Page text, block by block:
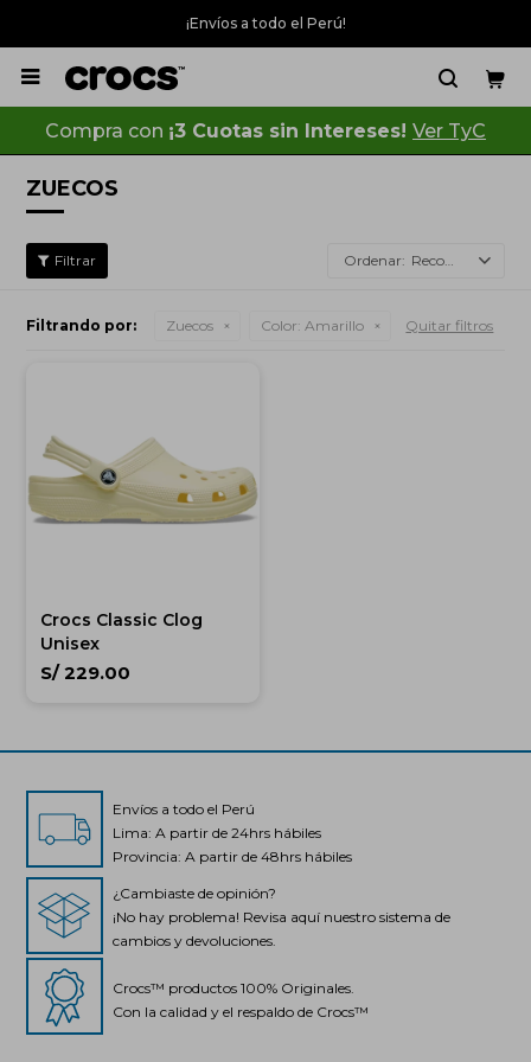
¡Envíos a todo el Perú!

Compra con ¡3 Cuotas sin Intereses! Ver TyC
ZUECOS
Recomendados
Filtrando por: Zuecos Color: Amarillo Quitar filtros
Crocs Classic Clog
Unisex
S/ 229.00
Envíos a todo el Perú
Lima: A partir de 24hrs hábiles
Provincia: A partir de 48hrs hábiles
¿Cambiaste de opinión?
¡No hay problema! Revisa aquí nuestro sistema de
cambios y devoluciones.
Crocs™ productos 100% Originales.
Con la calidad y el respaldo de Crocs™